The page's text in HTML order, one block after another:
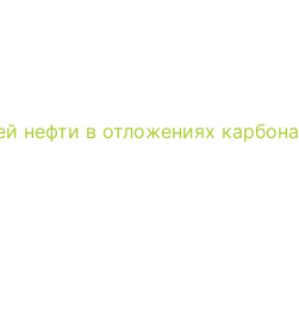
нефти в отложениях карбона